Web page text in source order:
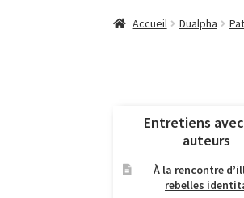
Accueil Dualpha
Entretiens
auteurs
À la rencontre
rebelles